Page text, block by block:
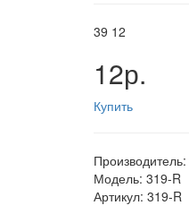
39 12
12р.
Купить
Производитель:
Модель: 319-R
Артикул: 319-R